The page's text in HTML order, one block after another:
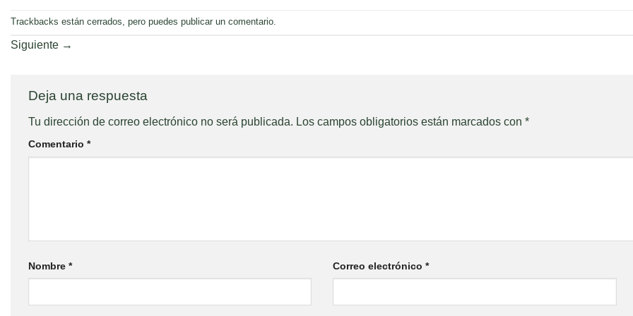
Trackbacks están cerrados, pero puedes publicar un comentario
Siguiente →
Deja una respuesta
Tu dirección de correo electrónico no será publicada. Los campos obligatorios están marcados con *
Comentario *
Nombre * Correo electrónico*